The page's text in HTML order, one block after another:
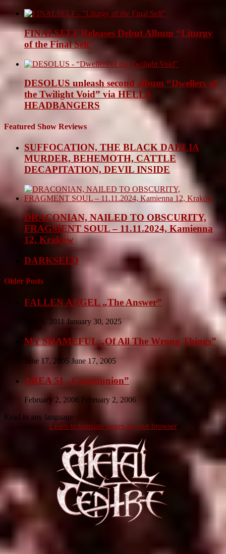
FINALSELF Releases Debut Album “Liturgy
of the Final Self”
DESOLUS unleash second album “Dwellers of
the Twilight Void” via HELLS
HEADBANGERS
Featured Show Reviews
SUFFOCATION, THE BLACK DAHLIA
MURDER, BEHEMOTH, CATTLE
DECAPITATION, DEVIL INSIDE
DRACONIAN, NAILED TO OBSCURITY,
FRAGMENT SOUL – 11.11.2024, Kamienna
12, Kraków
DARKSEED
Older Posts
FALLEN ANGEL „The Answer”
May 6, 2011 January 30, 2025
MY SHAMEFUL „Of All The Wrong Things”
June 17, 2005 June 17, 2005
AREA 51 „Communion”
February 2, 2006 February 2, 2006
Read in any language
Learn to translate pages in your browser